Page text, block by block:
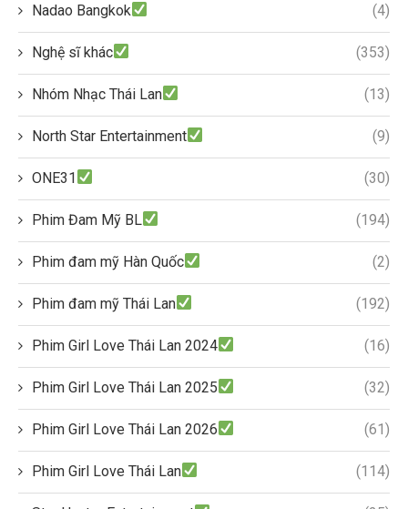
Nadao Bangkok (4)
Nghệ sĩ khác (353)
Nhóm Nhạc Thái Lan (13)
North Star Entertainment (9)
ONE31 (30)
Phim Đam Mỹ BL (194)
Phim đam mỹ Hàn Quốc (2)
Phim đam mỹ Thái Lan (192)
Phim Girl Love Thái Lan 2024 (16)
Phim Girl Love Thái Lan 2025 (32)
Phim Girl Love Thái Lan 2026 (61)
Phim Girl Love Thái Lan (114)